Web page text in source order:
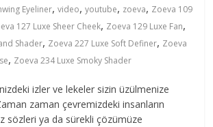
Eyeliner,video,youtube, zoeva, Zoeva 109
127 Luxe Sheer Cheek, Zoeva 129 Luxe Fan,
Shader, Zoeva 227 Luxe Soft Definer, Zoeva
, Zoeva 234 Luxe Smoky Shader
izler ve lekeler sizin üzülmenize
zaman çevremizdeki insanların
sözleri ya da sürekli çözümüze